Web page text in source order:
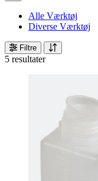
Alle Værktøj
Diverse Værktøj
Filtre
5 resultater